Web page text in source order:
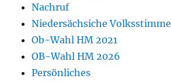
Nachruf
Niedersächsiche Volksstimme
Ob-Wahl HM 2021
OB-Wahl HM 2026
Persönliches